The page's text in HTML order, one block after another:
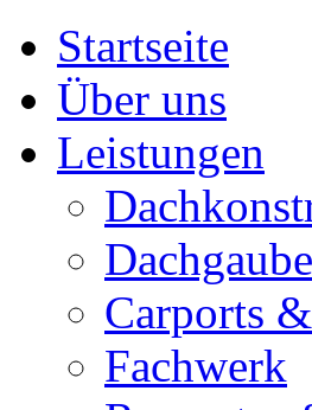
Startseite
Über uns
Leistungen
Carports
Fachwerk